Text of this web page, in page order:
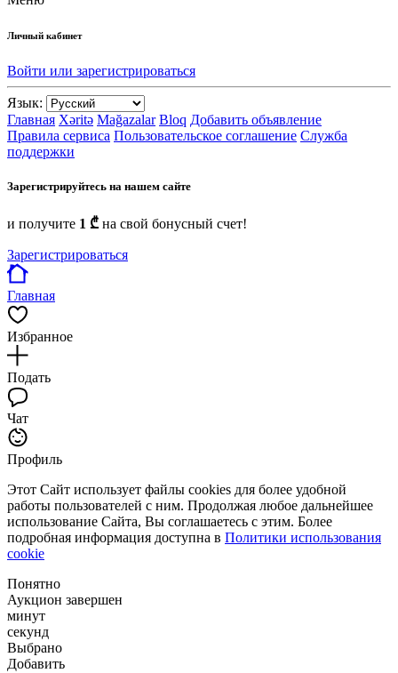
Личный кабинет
Войти или зарегистрироваться
Язык:
Главная Xəritə Mağazalar Bloq Добавить объявление
Правила сервиса Пользовательское соглашение Служба
поддержки
Зарегистрируйтесь на нашем сайте
и получите 1 ₾ на свой бонусный счет!
Зарегистрироваться
Главная
Избранное
Подать
Чат
Профиль
Этот Сайт использует файлы cookies для более удобной
работы пользователей с ним. Продолжая любое дальнейшее
использование Сайта, Вы соглашаетесь с этим. Более
подробная информация доступна в Политики использования
cookie
Понятно
Аукцион завершен
минут
секунд
Выбрано
Добавить